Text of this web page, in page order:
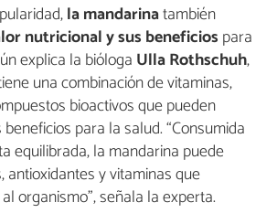
la mandarinatambién
nutricional y sus beneficiospara
explica la bióloga Ulla Rothschuh,
una combinación de vitaminas,
bioactivos que pueden
para la salud. “Consumida
equilibrada, la mandarina puede
antioxidantes y vitaminas que
organismo”, señala la experta.